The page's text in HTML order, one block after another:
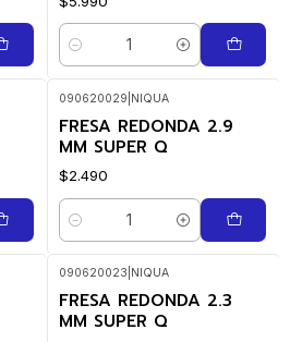
Cantidad
090620029 NIQUA
FRESA REDONDA 2.9
MM SUPER Q
$2.490
Cantidad
090620023 NIQUA
FRESA REDONDA 2.3
MM SUPER Q